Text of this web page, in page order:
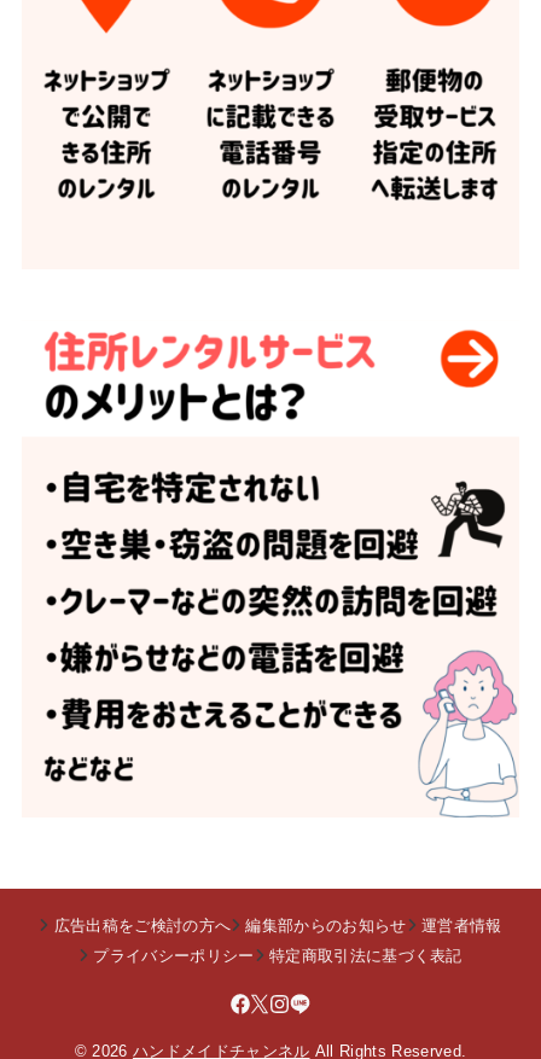
広告出稿をご検討の方へ 編集部からのお知らせ
運営者情報
プライバシーポリシー
特定商取引法に基づく表記
© 2026 ハンドメイドチャンネル All Rights Reserved.